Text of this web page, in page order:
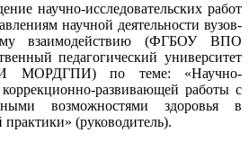
научно-исследовательских работ
научной деятельности вузов-
взаимодействию (ФГБОУ ВПО
педагогический университет
МОРДГПИ) по теме: «Научно-
развивающей работы с
возможностями здоровья в
(руководитель).